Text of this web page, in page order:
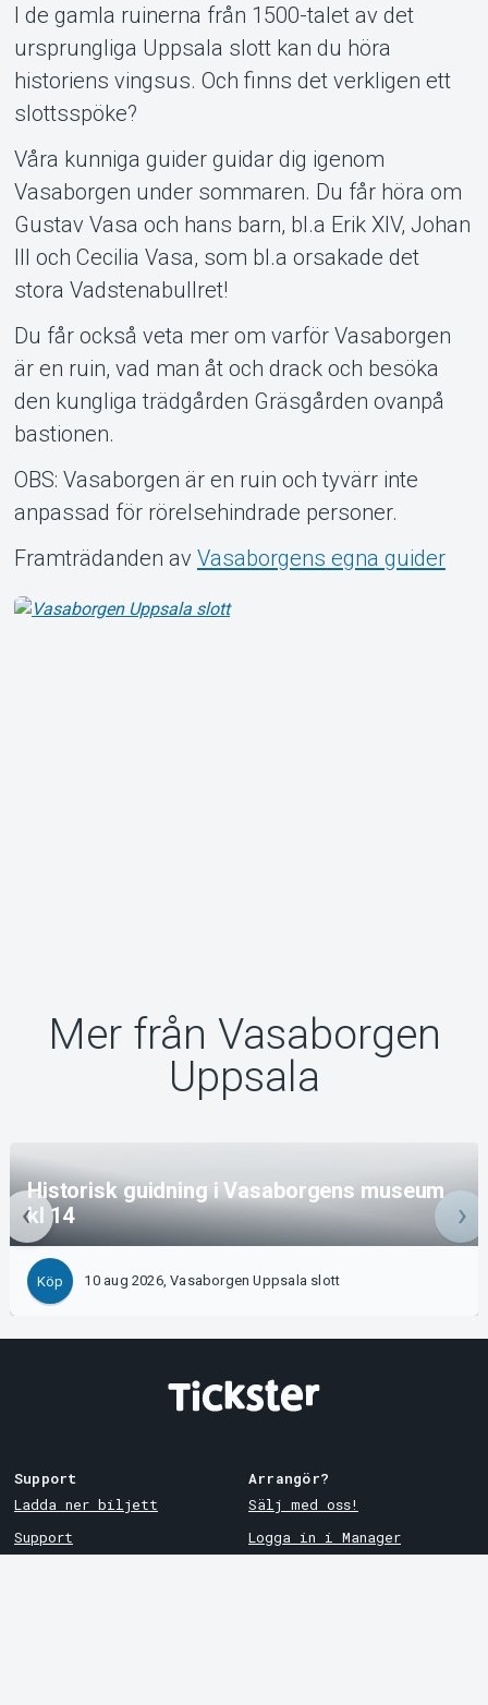
Om Tickster
I de gamla ruinerna från 1500-talet av det
ursprungliga Uppsala slott kan du höra
historiens vingsus. Och finns det verkligen ett
slottsspöke?
Våra kunniga guider guidar dig igenom
Vasaborgen under sommaren. Du får höra om
Gustav Vasa och hans barn, bl.a Erik XIV, Johan
III och Cecilia Vasa, som bl.a orsakade det
stora Vadstenabullret!
Du får också veta mer om varför Vasaborgen
är en ruin, vad man åt och drack och besöka
den kungliga trädgården Gräsgården ovanpå
bastionen.
OBS: Vasaborgen är en ruin och tyvärr inte
anpassad för rörelsehindrade personer.
Framträdanden av Vasaborgens egna guider
Mer från Vasaborgen
Uppsala
Historisk guidning i Vasaborgens museum
kl 14
Köp 10 aug 2026, Vasaborgen Uppsala slott
Support
Ladda ner biljett
Support
Arrangör?
Sälj med oss!
Logga in i Manager